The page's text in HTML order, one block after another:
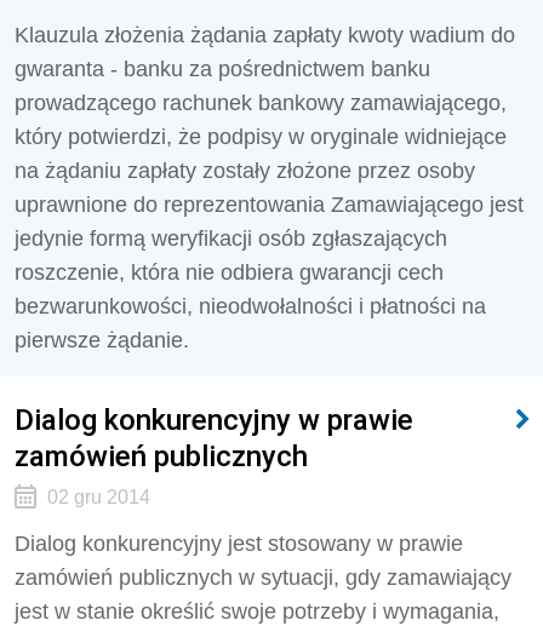
Klauzula złożenia żądania zapłaty kwoty wadium do
gwaranta - banku za pośrednictwem banku
prowadzącego rachunek bankowy zamawiającego,
który potwierdzi, że podpisy w oryginale widniejące
na żądaniu zapłaty zostały złożone przez osoby
uprawnione do reprezentowania Zamawiającego jest
jedynie formą weryfikacji osób zgłaszających
roszczenie, która nie odbiera gwarancji cech
bezwarunkowości, nieodwołalności i płatności na
pierwsze żądanie.
Dialog konkurencyjny w prawie
zamówień publicznych
02 gru 2014
Dialog konkurencyjny jest stosowany w prawie
zamówień publicznych w sytuacji, gdy zamawiający
jest w stanie określić swoje potrzeby i wymagania,